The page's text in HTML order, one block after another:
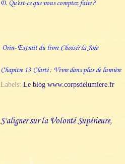
D. Qu'est-ce que vous comptez faire ?
Orin- Extrait du livreChoisir la Joie
Chapitre 13 Clarté : Vivre dans plus de lumière
Labels: Le blog www.corpsdelumiere.fr
S'aligner sur la Volonté Supérieure,